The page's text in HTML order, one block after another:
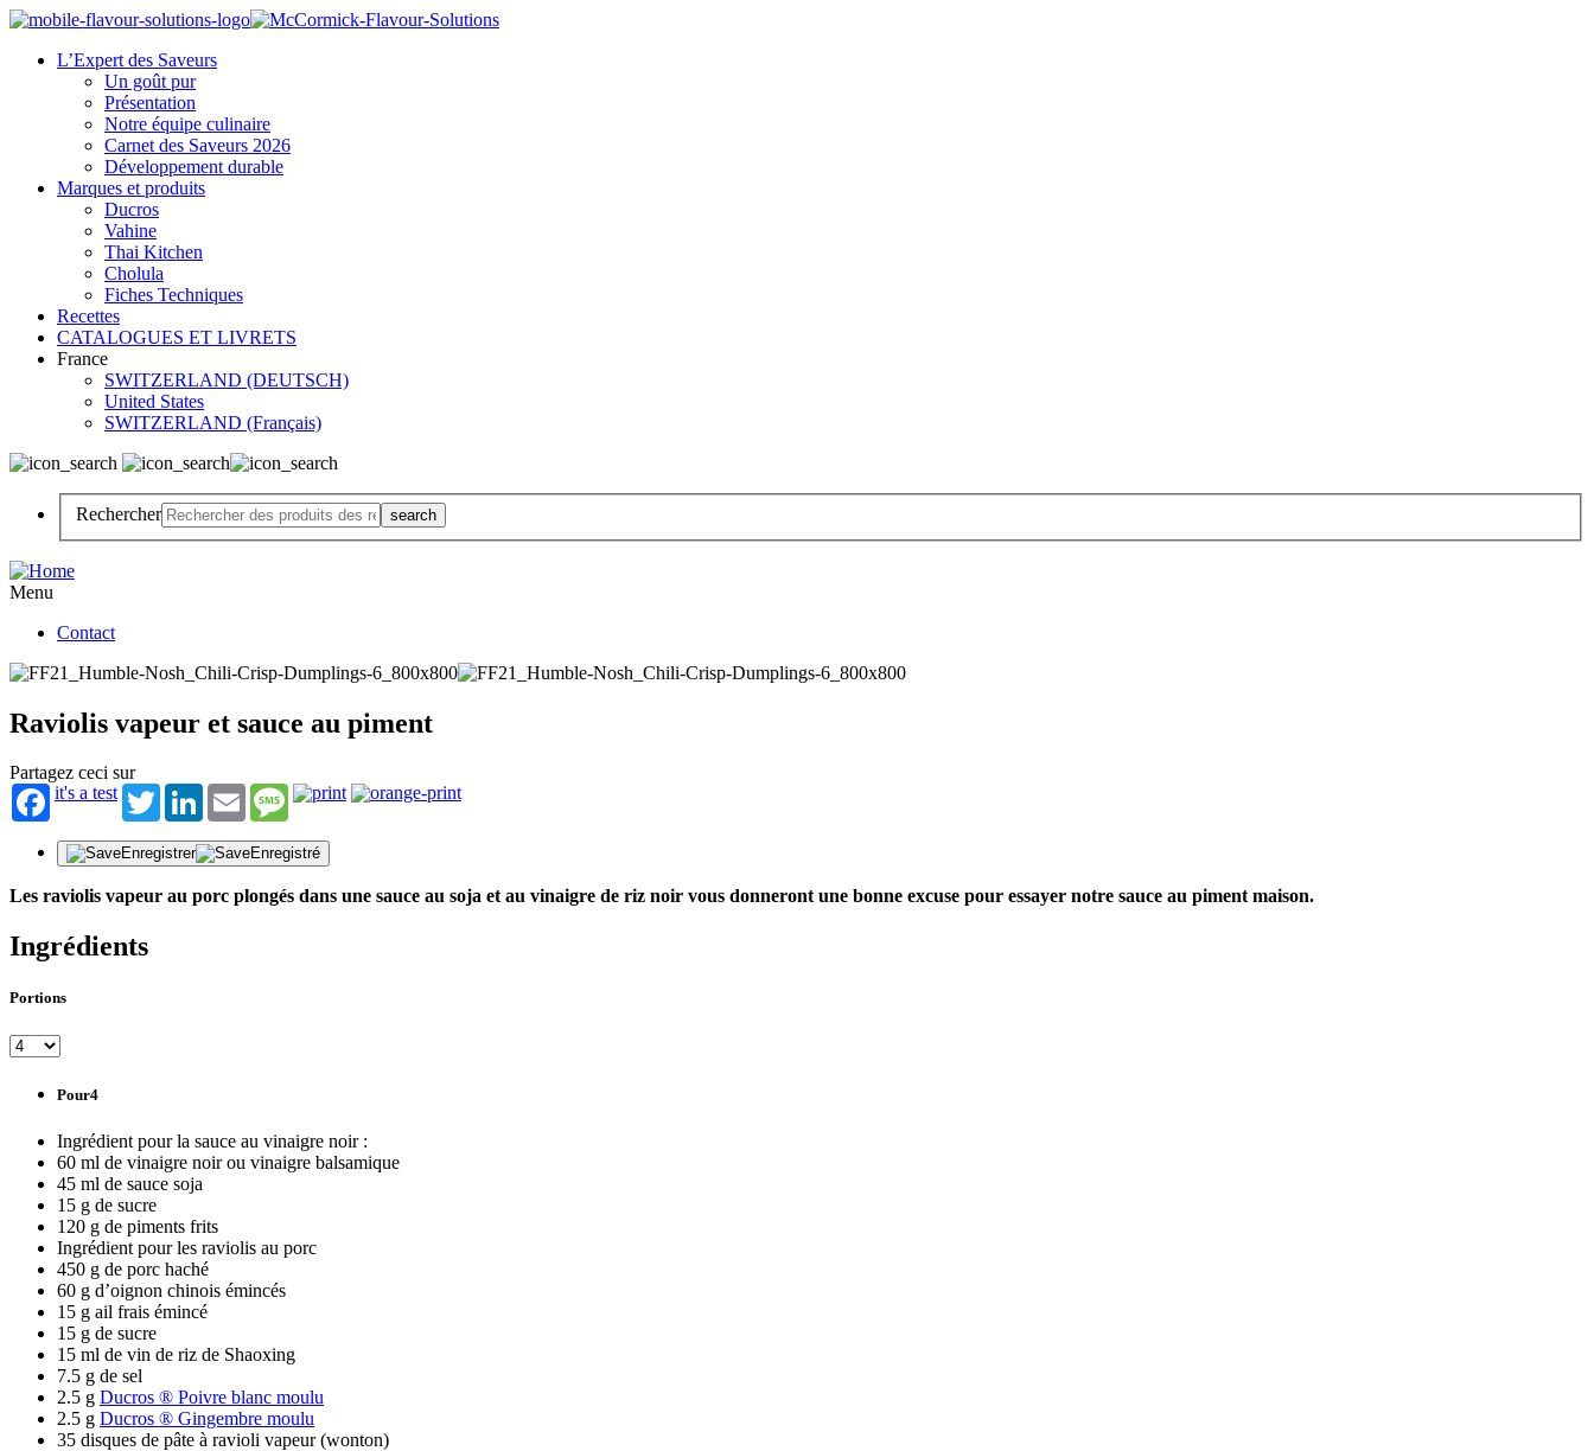
L’Expert des Saveurs
Un goût pur
Présentation
Notre équipe culinaire
Carnet des Saveurs 2026
Développement durable
Marques et produits
Ducros
Vahine
Thai Kitchen
Cholula
Fiches Techniques
Recettes
CATALOGUES ET LIVRETS
France
SWITZERLAND (DEUTSCH)
United States
SWITZERLAND (Français)
Rechercher
Menu
Contact
Raviolis vapeur et sauce au piment
Partagez ceci sur
it's a test
TwitterLinkedInEmail Message
Enregistrer Enregistré
Les raviolis vapeur au porc plongés dans une sauce au soja et au vinaigre de riz noir vous donneront une bonne excuse pour essayer notre sauce au piment maison.
Ingrédients
Portions
Pour4
Ingrédient pour la sauce au vinaigre noir :
60 ml de vinaigre noir ou vinaigre balsamique
45 ml de sauce soja
15 g de sucre
120 g de piments frits
Ingrédient pour les raviolis au porc
450 g de porc haché
60 g d’oignon chinois émincés
15 g ail frais émincé
15 g de sucre
15 ml de vin de riz de Shaoxing
7.5 g de sel
2.5 g Ducros ® Poivre blanc moulu
2.5 g Ducros ® Gingembre moulu
35 disques de pâte à ravioli vapeur (wonton)